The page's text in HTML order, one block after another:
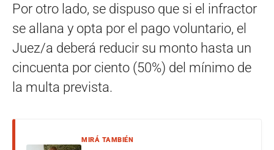
Por otro lado, se dispuso que si el infractor
se allana y opta por el pago voluntario, el
Juez/a deberá reducir su monto hasta un
cincuenta por ciento (50%) del mínimo de
la multa prevista.
MIRÁ TAMBIÉN